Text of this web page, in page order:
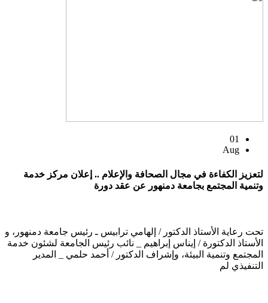
01
Aug
لتعزيز الكفاءة في مجال الصحافة والإعلام .. إعلان مركز خدمة
وتنمية المجتمع بجامعة دمنهور عن عقد دورة
تحت رعاية الأستاذ الدكتور / إلهامي ترابيس ـ رئيس جامعة دمنهور، و
الأستاذ الدكتورة / إيناس إبراهيم _ نائب رئيس الجامعة لشئون خدمة
المجتمع وتنمية البيئة، وإشراف الدكتور / أحمد حلمي _ المدير
التنفيذي لم